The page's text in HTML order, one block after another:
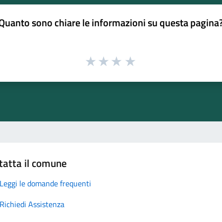
sono chiare le informazioni su questa
il comune
Leggi le domande frequenti
Richiedi Assistenza